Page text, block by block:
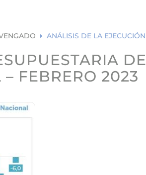
ic
E
ANÁLISIS DE LA EJECUCIÓN
DE
FEBRERO 2023